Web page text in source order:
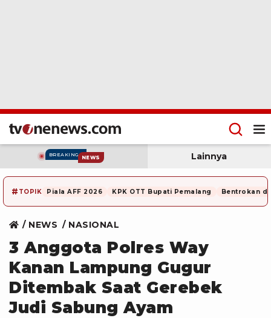
BREAKING NEWS Lainnya
# TOPIK Piala AFF 2026 KPK OTT Bupati Pemalang Bentrokan di
NEWS NASIONAL
3 Anggota Polres Way
Kanan Lampung Gugur
Ditembak Saat Gerebek
Judi Sabung Ayam